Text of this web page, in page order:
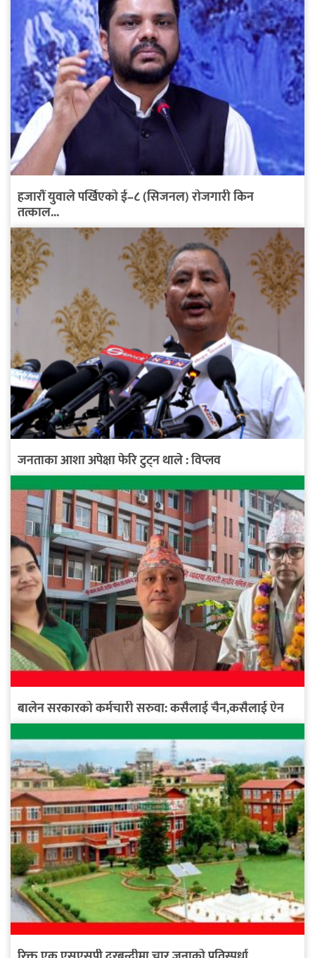
हजारौं युवाले पर्खिएको ई–८ (सिजनल) रोजगारी किन
तत्काल...
जनताका आशा अपेक्षा फेरि टुट्न थाले : विप्लव
बालेन सरकारको कर्मचारी सरुवा: कसैलाई चैन,कसैलाई ऐन